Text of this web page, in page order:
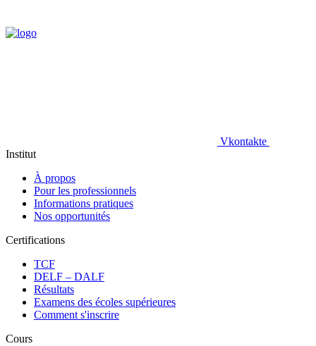
Vkontakte
Institut
À propos
Pour les professionnels
Informations pratiques
Nos opportunités
Certifications
TCF
DELF – DALF
Résultats
Examens des écoles supérieures
Comment s'inscrire
Cours